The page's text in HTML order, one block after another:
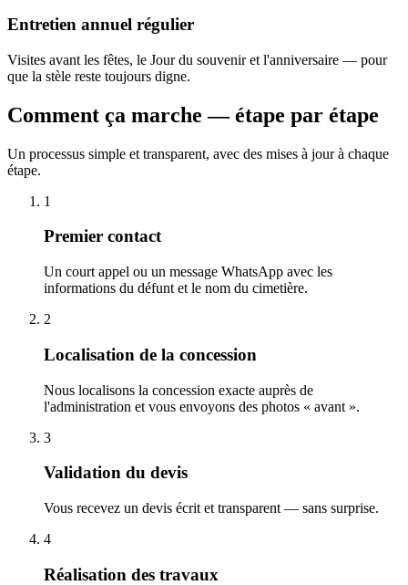
Entretien annuel régulier
Visites avant les fêtes, le Jour du souvenir et l'anniversaire — pour
que la stèle reste toujours digne.
Comment ça marche — étape par étape
Un processus simple et transparent, avec des mises à jour à chaque
étape.
1
Premier contact
Un court appel ou un message WhatsApp avec les
informations du défunt et le nom du cimetière.
2
Localisation de la concession
Nous localisons la concession exacte auprès de
l'administration et vous envoyons des photos « avant ».
3
Validation du devis
Vous recevez un devis écrit et transparent — sans surprise.
4
Réalisation des travaux